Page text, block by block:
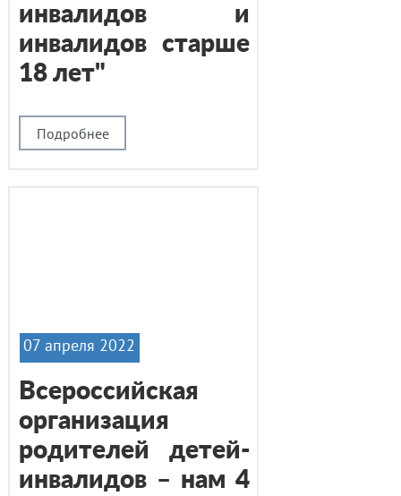
Подробнее
инвалидов и
инвалидов старше
18 лет"
Всероссийская
организация
родителей детей-
инвалидов – нам 4
07 апреля 2022